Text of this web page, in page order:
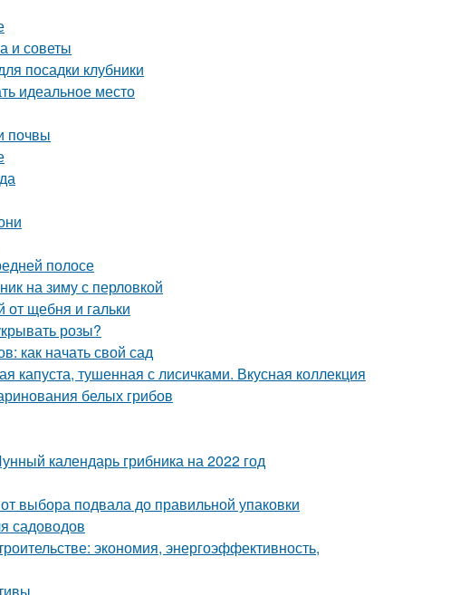
и советы
посадки клубники
идеальное место
почвы
полосе
на зиму с перловкой
от щебня и гальки
розы?
как начать свой сад
капуста, тушенная с лисичками. Вкусная коллекция
белых грибов
календарь грибника на 2022 год
выбора подвала до правильной упаковки
садоводов
экономия, энергоэффективность,